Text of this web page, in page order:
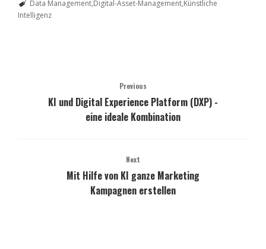
Data Management Digital-Asset-Management Künstliche
Intelligenz
Previous
KI und Digital Experience Platform (DXP) -
eine ideale Kombination
Next
Mit Hilfe von KI ganze Marketing
Kampagnen erstellen